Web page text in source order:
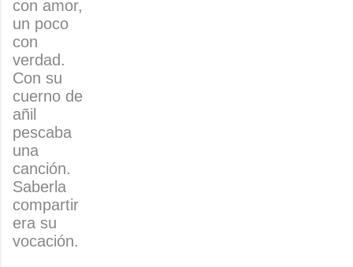
con amor,
un poco
con
verdad.
Con su
cuerno de
añil
pescaba
una
canción.
Saberla
compartir
era su
vocación.